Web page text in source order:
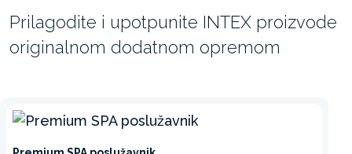
Prilagodite i upotpunite INTEX proizvode
originalnom dodatnom opremom